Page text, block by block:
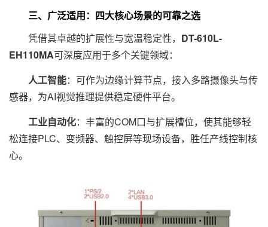
三、广泛适用：四大核心场景的可靠之选
凭借其卓越的扩展性与宽温稳定性， DT-610L-
EH110MA可深度应用于多个关键领域：
人工智能：可作为边缘计算节点，接入多路摄像头与传
感器，为AI视觉推理提供稳定硬件平台。
工业自动化：丰富的COM口与扩展槽位，使其能够轻
松连接PLC、变频器、触控屏等现场设备，胜任产线控制核
心。